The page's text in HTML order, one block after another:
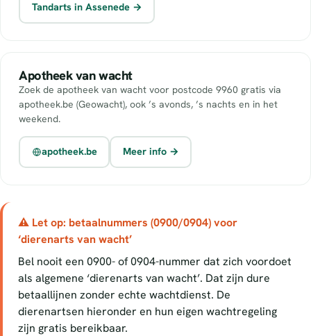
Tandarts in Assenede →
Apotheek van wacht
Zoek de apotheek van wacht voor postcode 9960 gratis via
apotheek.be (Geowacht), ook ’s avonds, ’s nachts en in het
weekend.
apotheek.be Meer info →
⚠ Let op: betaalnummers (0900/0904) voor
‘dierenarts van wacht’
Bel nooit een 0900- of 0904-nummer dat zich voordoet
als algemene ‘dierenarts van wacht’. Dat zijn dure
betaallijnen zonder echte wachtdienst. De
dierenartsen hieronder en hun eigen wachtregeling
zijn gratis bereikbaar.